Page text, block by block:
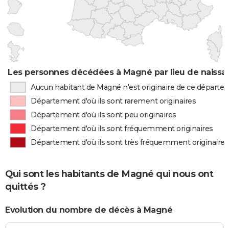
Les personnes décédées à Magné par lieu de
Aucun habitant de Magné n'est originaire de ce
Département d'où ils sont rarement originaires
Département d'où ils sont peu originaires
Département d'où ils sont fréquemment originaires
Département d'où ils sont très fréquemment originaires
Qui sont les habitants de Magné qui nous ont
quittés ?
Evolution du nombre de décès à Magné